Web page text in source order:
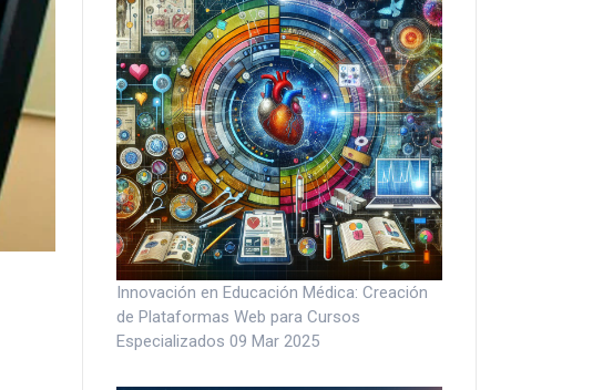
Innovación en Educación Médica: Creación
de Plataformas Web para Cursos
Especializados 09 Mar 2025